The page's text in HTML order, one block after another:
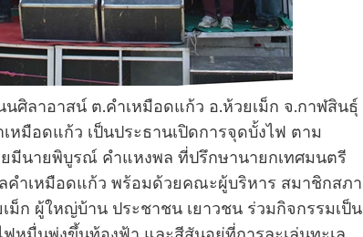
ศิลาอาสน์ ต.คำเหมือดแก้ว อ.ห้วยเม็ก จ.กาฬสินธุ์
มือดแก้ว เป็นประธานเปิดการจุดบั้งไฟ ตาม
มีนายพิบูรณ์ คำแหงพล ที่ปรึกษานายกเทศมนตรี
คำเหมือดแก้ว พร้อมด้วยคณะผู้บริหาร สมาชิกสภา
ม็ก ผู้ใหญ่บ้าน ประชาชน เยาวชน ร่วมกิจกรรมเป็น